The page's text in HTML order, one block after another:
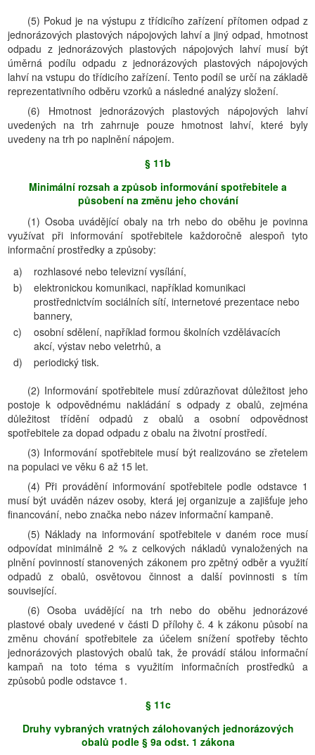
(5) Pokud je na výstupu z třídicího zařízení přítomen odpad z
jednorázových plastových nápojových lahví a jiný odpad, hmotnost
odpadu z jednorázových plastových nápojových lahví musí být
úměrná podílu odpadu z jednorázových plastových nápojových
lahví na vstupu do třídicího zařízení. Tento podíl se určí na základě
reprezentativního odběru vzorků a následné analýzy složení.
(6) Hmotnost jednorázových plastových nápojových lahví
uvedených na trh zahrnuje pouze hmotnost lahví, které byly
uvedeny na trh po naplnění nápojem.
§ 11b
Minimální rozsah a způsob informování spotřebitele a
působení na změnu jeho chování
(1) Osoba uvádějící obaly na trh nebo do oběhu je povinna
využívat při informování spotřebitele každoročně alespoň tyto
informační prostředky a způsoby:
a)
rozhlasové nebo televizní vysílání,
b)
elektronickou komunikaci, například komunikaci
prostřednictvím sociálních sítí, internetové prezentace nebo
bannery,
c)
osobní sdělení, například formou školních vzdělávacích
akcí, výstav nebo veletrhů, a
d)
periodický tisk.
(2) Informování spotřebitele musí zdůrazňovat důležitost jeho
postoje k odpovědnému nakládání s odpady z obalů, zejména
důležitost třídění odpadů z obalů a osobní odpovědnost
spotřebitele za dopad odpadu z obalu na životní prostředí.
(3) Informování spotřebitele musí být realizováno se zřetelem
na populaci ve věku 6 až 15 let.
(4) Při provádění informování spotřebitele podle odstavce 1
musí být uváděn název osoby, která jej organizuje a zajišťuje jeho
financování, nebo značka nebo název informační kampaně.
(5) Náklady na informování spotřebitele v daném roce musí
odpovídat minimálně 2 % z celkových nákladů vynaložených na
plnění povinností stanovených zákonem pro zpětný odběr a využití
odpadů z obalů, osvětovou činnost a další povinnosti s tím
související.
(6) Osoba uvádějící na trh nebo do oběhu jednorázové
plastové obaly uvedené v části D přílohy č. 4 k zákonu působí na
změnu chování spotřebitele za účelem snížení spotřeby těchto
jednorázových plastových obalů tak, že provádí stálou informační
kampaň na toto téma s využitím informačních prostředků a
způsobů podle odstavce 1.
§ 11c
Druhy vybraných vratných zálohovaných jednorázových
obalů podle § 9a odst. 1 zákona